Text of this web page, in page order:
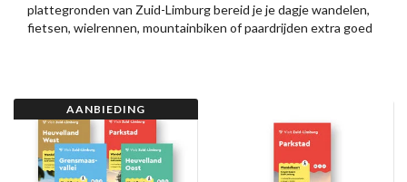
Plattegronden
Uit de streek
Streekpakketten
Kerstpakketten
Ansichtkaarten
plattegronden van Zuid-Limburg bereid je je dagje wandelen,
fietsen, wielrennen, mountainbiken of paardrijden extra goed
AANBIEDING